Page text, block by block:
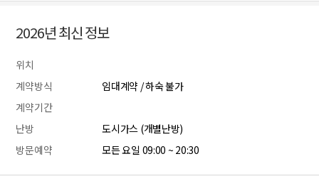
2026년 최신 정보
위치
계약방식
임대계약 / 하숙 불가
계약기간
난방
도시가스 (개별난방)
방문예약
모든 요일 09:00 ~ 20:30